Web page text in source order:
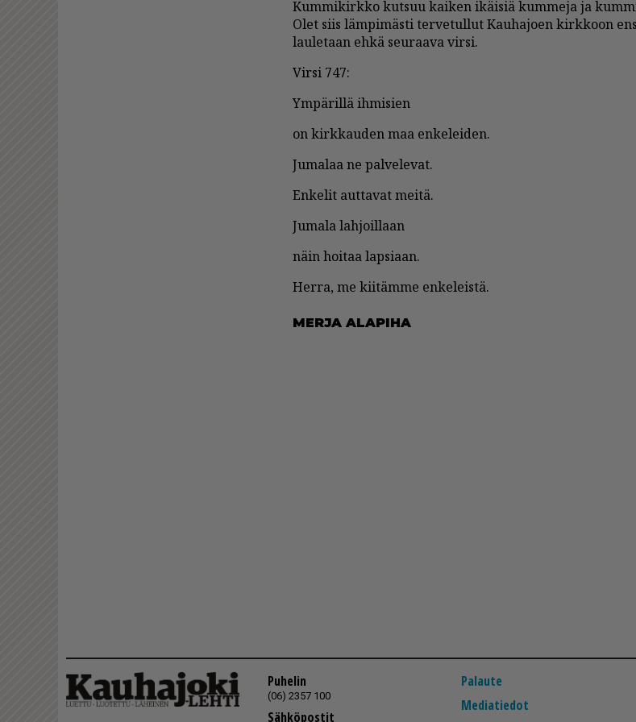
Kum­mi­kirk­ko kut­suu kai­ken ikäi­siä kum­me­ja ja
Olet siis läm­pi­mäs­ti ter­ve­tul­lut Kau­ha­jo­en kirk­koon
lau­le­taan eh­kä seu­raa­va vir­si.
Vir­si 747:
Ym­pä­ril­lä ih­mi­sien
on kirk­kau­den maa en­ke­lei­den.
Ju­ma­laa ne pal­ve­le­vat.
En­ke­lit aut­ta­vat mei­tä.
Ju­ma­la lah­joil­laan
näin hoi­taa lap­si­aan.
Her­ra, me kii­täm­me en­ke­leis­tä.
MER­JA ALA­PI­HA
Puhelin
(06) 2357 100
Sähköpostit
Palaute
Mediatiedot